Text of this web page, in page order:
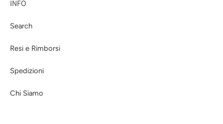
INFO
Search
Resi e Rimborsi
Spedizioni
Chi Siamo